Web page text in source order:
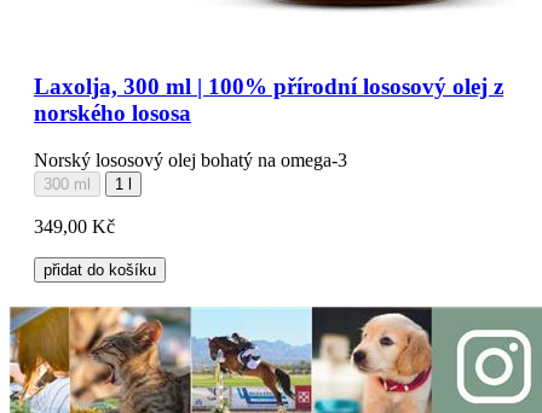
Laxolja, 300 ml | 100% přírodní lososový olej z
norského lososa
Norský lososový olej bohatý na omega-3
300 ml 1 l
349,00 Kč
přidat do košíku